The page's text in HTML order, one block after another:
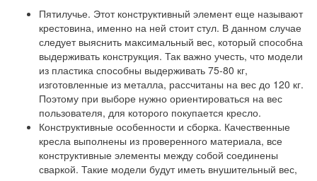
Пятилучье. Этот конструктивный элемент еще называют
крестовина, именно на ней стоит стул. В данном случае
следует выяснить максимальный вес, который способна
выдерживать конструкция. Так важно учесть, что модели
из пластика способны выдерживать 75-80 кг,
изготовленные из металла, рассчитаны на вес до 120 кг.
Поэтому при выборе нужно ориентироваться на вес
пользователя, для которого покупается кресло.
Конструктивные особенности и сборка. Качественные
кресла выполнены из проверенного материала, все
конструктивные элементы между собой соединены
сваркой. Такие модели будут иметь внушительный вес,